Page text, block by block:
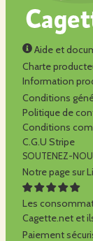
Aide et
Charte
Information
Conditions
Politique de
Conditions
C.G.U Stripe
SOUTENEZ-
Notre page sur
Les
Cagette.net et
Paiement